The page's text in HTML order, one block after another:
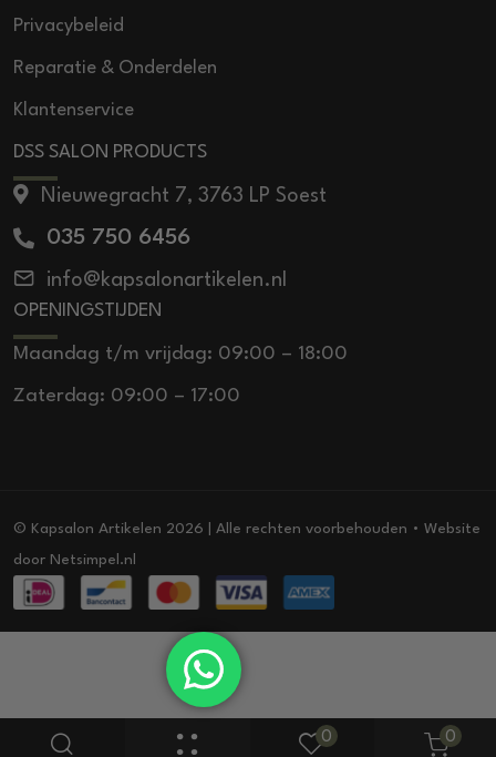
0 0
Privacybeleid
Reparatie & Onderdelen
Klantenservice
DSS SALON PRODUCTS
Nieuwegracht 7, 3763 LP Soest
035 750 6456
info@kapsalonartikelen.nl
OPENINGSTIJDEN
Maandag t/m vrijdag: 09:00 – 18:00
Zaterdag: 09:00 – 17:00
© Kapsalon Artikelen 2026 | Alle rechten voorbehouden • Website
door Netsimpel.nl